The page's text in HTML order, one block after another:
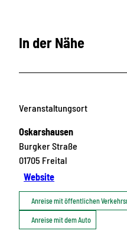
In der Nähe
Veranstaltungsort
Oskarshausen
Burgker Straße
01705 Freital
Website
Anreise mit öffentlichen
Anreise mit dem Auto